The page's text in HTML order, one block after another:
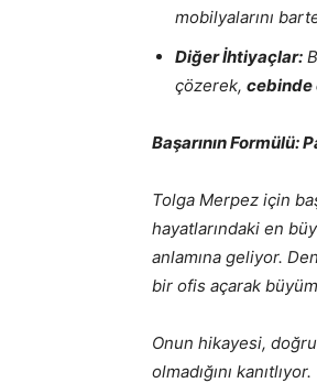
mobilyalarını
Diğer İhtiyaçlar:
çözerek, cebinde
Başarının Formülü:
Tolga Merpez için
hayatlarındaki en
anlamına geliyor.
bir ofis açarak
Onun hikayesi,
olmadığını kanıtlıyor.